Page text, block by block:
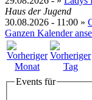
Haus der Jugend
30.08.2026 - 11:00 »
Ganzen Kalender
Events für